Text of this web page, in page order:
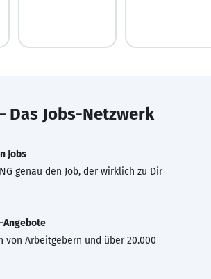
Das Jobs-Netzwerk
Jobs
genau den Job, der wirklich zu Dir
Angebote
von Arbeitgebern und über 20.000